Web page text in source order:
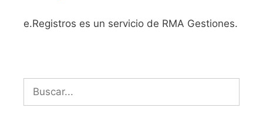
e.Registros es un servicio de RMA Gestiones.
Buscar: